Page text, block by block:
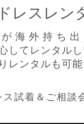
レスレン
海外持ち
してレンタル
レンタルも可
ス試着＆ご相談